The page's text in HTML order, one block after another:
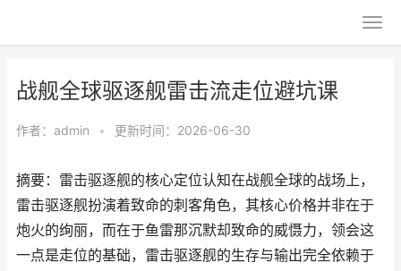
战舰全球驱逐舰雷击流走位避坑课
作者： admin • 更新时间：2026-06-30
摘要：雷击驱逐舰的核心定位认知在战舰全球的战场上，
雷击驱逐舰扮演着致命的刺客角色，其核心价格并非在于
炮火的绚丽，而在于鱼雷那沉默却致命的威慑力，领会这
一点是走位的基础，雷击驱逐舰的生存与输出完全依赖于